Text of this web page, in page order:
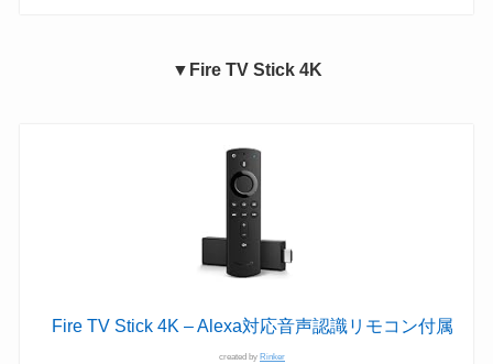
▼Fire TV Stick 4K
Fire TV Stick 4K – Alexa対応音声認識リモコン付属
created by Rinker